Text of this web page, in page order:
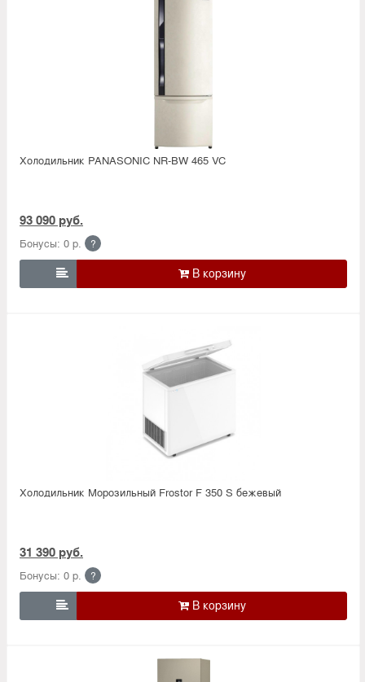
Холодильник PANASONIC NR-BW 465 VC
93 090 руб.
Бонусы: 0 р. ?

Холодильник Морозильный Frostor F 350 S бежевый
31 390 руб.
Бонусы: 0 р. ?
